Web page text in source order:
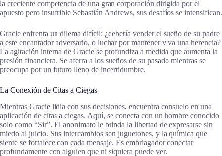
la creciente competencia de una gran corporación dirigida por el
apuesto pero insufrible Sebastián Andrews, sus desafíos se intensifican.
Gracie enfrenta un dilema difícil: ¿debería vender el sueño de su padre
a este encantador adversario, o luchar por mantener viva una herencia?
La agitación interna de Gracie se profundiza a medida que aumenta la
presión financiera. Se aferra a los sueños de su pasado mientras se
preocupa por un futuro lleno de incertidumbre.
La Conexión de Citas a Ciegas
Mientras Gracie lidia con sus decisiones, encuentra consuelo en una
aplicación de citas a ciegas. Aquí, se conecta con un hombre conocido
solo como “Sir”. El anonimato le brinda la libertad de expresarse sin
miedo al juicio. Sus intercambios son juguetones, y la química que
siente se fortalece con cada mensaje. Es embriagador conectar
profundamente con alguien que ni siquiera puede ver.